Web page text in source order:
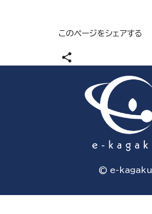
このページをシェアする
share
© e-kagaku